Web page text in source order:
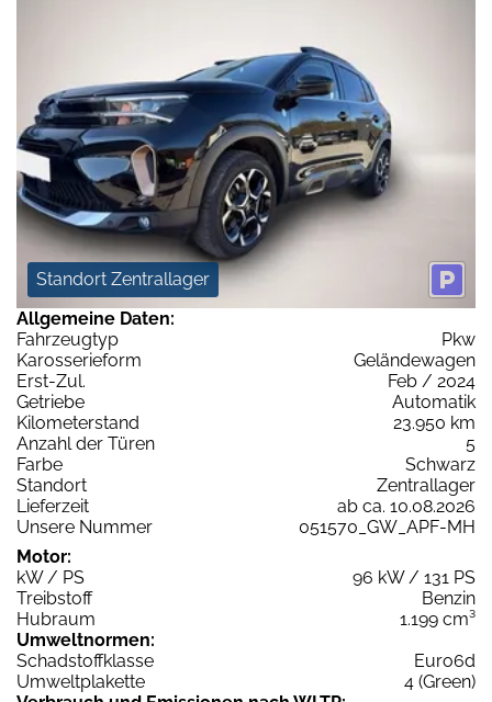
Standort Zentrallager
Allgemeine Daten:
Fahrzeugtyp
Pkw
Karosserieform
Geländewagen
Erst-Zul.
Feb / 2024
Getriebe
Automatik
Kilometerstand
23.950 km
Anzahl der Türen
5
Farbe
Schwarz
Standort
Zentrallager
Lieferzeit
ab ca. 10.08.2026
Unsere Nummer
051570_GW_APF-MH
Motor:
kW / PS
96 kW / 131 PS
Treibstoff
Benzin
Hubraum
1.199 cm³
Umweltnormen:
Schadstoffklasse
Euro6d
Umweltplakette
4 (Green)